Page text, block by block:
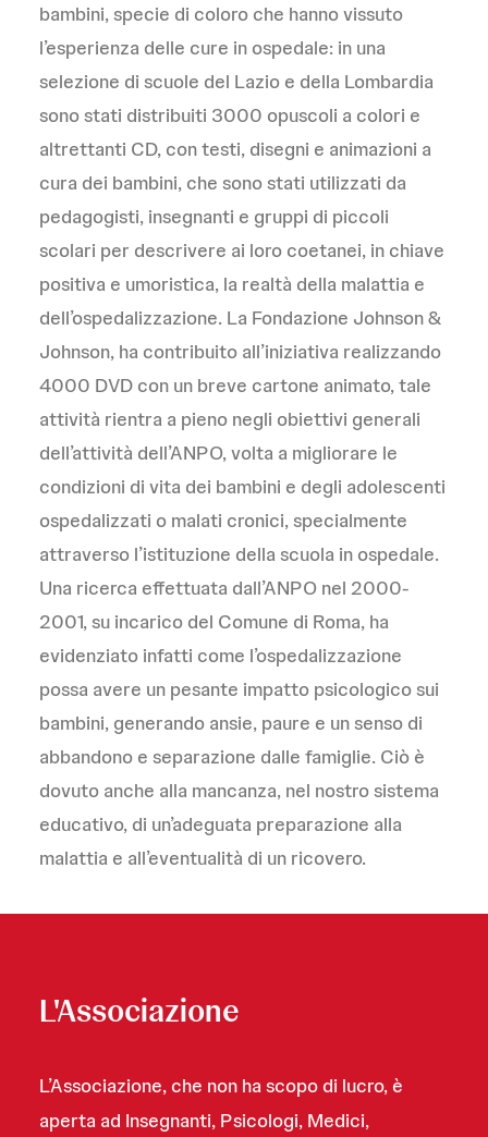
bambini, specie di coloro che hanno vissuto
l’esperienza delle cure in ospedale: in una
selezione di scuole del Lazio e della Lombardia
sono stati distribuiti 3000 opuscoli a colori e
altrettanti CD, con testi, disegni e animazioni a
cura dei bambini, che sono stati utilizzati da
pedagogisti, insegnanti e gruppi di piccoli
scolari per descrivere ai loro coetanei, in chiave
positiva e umoristica, la realtà della malattia e
dell’ospedalizzazione. La Fondazione Johnson &
Johnson, ha contribuito all’iniziativa realizzando
4000 DVD con un breve cartone animato, tale
attività rientra a pieno negli obiettivi generali
dell’attività dell’ANPO, volta a migliorare le
condizioni di vita dei bambini e degli adolescenti
ospedalizzati o malati cronici, specialmente
attraverso l’istituzione della scuola in ospedale.
Una ricerca effettuata dall’ANPO nel 2000-
2001, su incarico del Comune di Roma, ha
evidenziato infatti come l’ospedalizzazione
possa avere un pesante impatto psicologico sui
bambini, generando ansie, paure e un senso di
abbandono e separazione dalle famiglie. Ciò è
dovuto anche alla mancanza, nel nostro sistema
educativo, di un’adeguata preparazione alla
malattia e all’eventualità di un ricovero.
L'Associazione
L’Associazione, che non ha scopo di lucro, è
aperta ad Insegnanti, Psicologi, Medici,